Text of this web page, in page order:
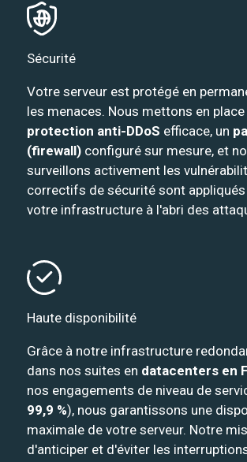
Sécurité
Votre serveur est protégé en
les menaces. Nous mettons en place
protection anti-DDoS efficace, un
(firewall) configuré sur mesure, et
surveillons activement les
correctifs de sécurité sont
votre infrastructure à l'abri des
Haute disponibilité
Grâce à notre infrastructure
dans nos suites en datacenters en
nos engagements de niveau de
99,9 %), nous garantissons une
maximale de votre serveur. Notre
d'anticiper et d'éviter les